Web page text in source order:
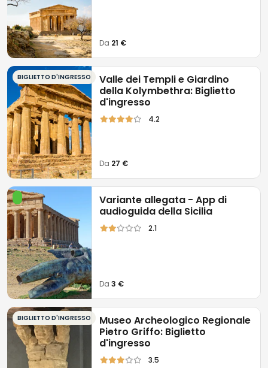
Da 21 €
BIGLIETTO D'INGRESSO
Valle dei Templi e Giardino
della Kolymbethra: Biglietto
d'ingresso
4.2
Da 27 €
Variante allegata - App di
audioguida della Sicilia
2.1
Da3 €
BIGLIETTO D'INGRESSO
Museo Archeologico Regionale
Pietro Griffo: Biglietto
d'ingresso
3.5